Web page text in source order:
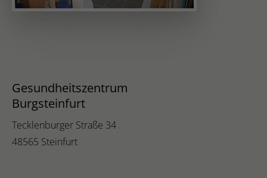
Gesundheitszentrum
Burgsteinfurt
Tecklenburger Straße 34
48565 Steinfurt